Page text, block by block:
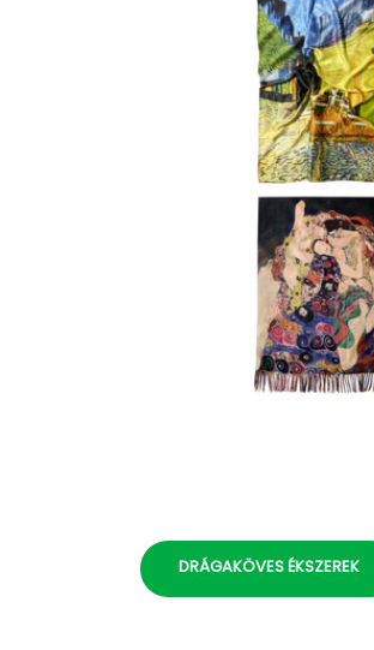
DRÁGAKÖVES ÉKSZEREK